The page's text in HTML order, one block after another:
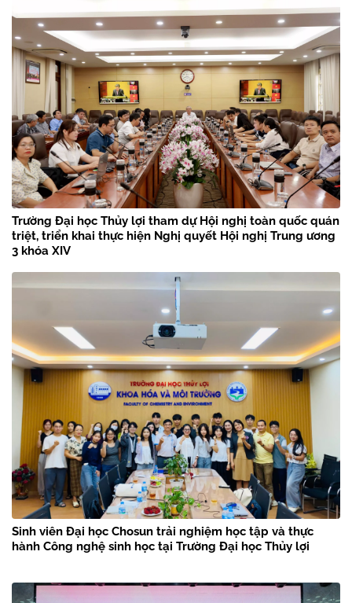
Trường Đại học Thủy lợi tham dự Hội nghị toàn quốc quán
triệt, triển khai thực hiện Nghị quyết Hội nghị Trung ương
3 khóa XIV
Sinh viên Đại học Chosun trải nghiệm học tập và thực
hành Công nghệ sinh học tại Trường Đại học Thủy lợi